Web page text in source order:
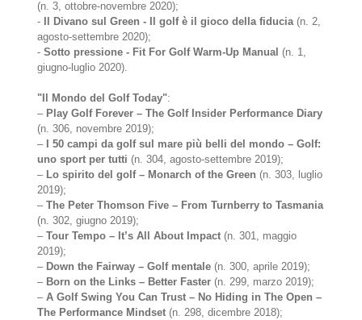
(n. 3, ottobre-novembre 2020);
-
Il Divano sul Green - Il golf è il gioco della fiducia(n. 2,
agosto-settembre 2020);
-Sotto pressione - Fit For Golf Warm-Up Manual (n. 1,
giugno-luglio 2020).
"Il Mondo del Golf Today":
– Play Golf Forever – The Golf Insider Performance Diary
(n. 306, novembre 2019);
–
I 50 campi da golf sul mare più belli del mondo – Golf:
uno sport per tutti (n. 304, agosto-settembre 2019);
– Lo spirito del golf – Monarch of the Green (n. 303, luglio
2019);
–The Peter Thomson Five – From Turnberry to Tasmania
(n. 302, giugno 2019);
–Tour Tempo – It’s All About Impact (n. 301, maggio
2019);
– Down the Fairway – Golf mentale (n. 300, aprile 2019);
– Born on the Links – Better Faster (n. 299, marzo 2019);
–A Golf Swing You Can Trust – No Hiding in The Open –
The Performance Mindset (n. 298, dicembre 2018);